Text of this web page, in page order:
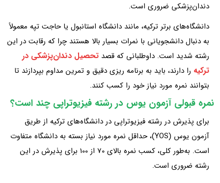
دندان‌پزشکی ضروری است.
دانشگاه‌های برتر ترکیه، مانند دانشگاه استانبول یا حاجت‌ تپه معمولاً
به دنبال دانشجویانی با نمرات بسیار بالا هستند چرا که رقابت در این
رشته شدید است. داوطلبانی که قصد تحصیل دندان‌پزشکی در
ترکیه را دارند، باید به برنامه‌ ریزی دقیق و تمرین مداوم بپردازند تا
بتوانند نمره مورد نیاز خود را کسب کنند.
نمره قبولی آزمون یوس در رشته فیزیوتراپی چند است؟
برای پذیرش در رشته فیزیوتراپی در دانشگاه‌های ترکیه از طریق
آزمون یوس (YOS)، حداقل نمره مورد نیاز بسته به دانشگاه متفاوت
است. به‌طور کلی، کسب نمره بالای 70 از 100 برای پذیرش در این
رشته ضروری است.